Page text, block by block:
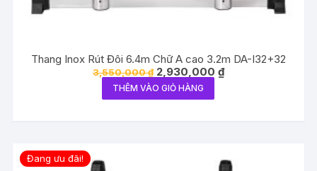
Thang Inox Rút Đôi 6.4m Chữ A cao 3.2m DA-I32+32
3,550,000₫ Giá
gốc
là:
3,550,000 ₫.
2,930,000 ₫Giá
hiện
THÊM VÀO GIỎ HÀNG
Đang ưu đãi!